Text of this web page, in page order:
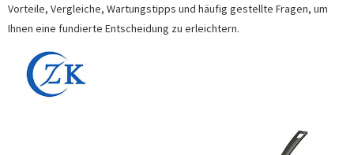
Vorteile, Vergleiche, Wartungstipps und häufig gestellte Fragen, um
Ihnen eine fundierte Entscheidung zu erleichtern.